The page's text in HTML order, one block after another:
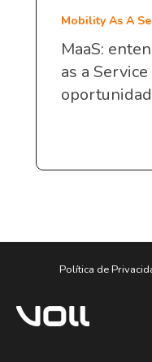
Mobility As A
MaaS:
as a
Política de